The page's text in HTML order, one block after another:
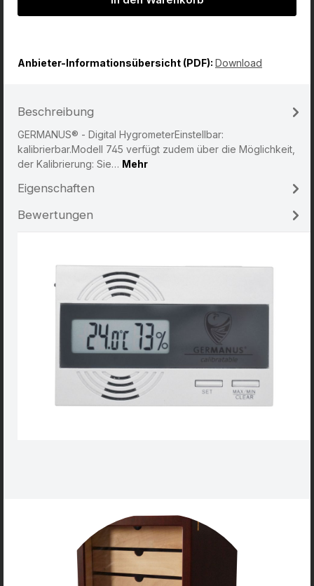
Anbieter-Informationsübersicht (PDF): Download
Beschreibung
GERMANUS® - Digital HygrometerEinstellbar:
kalibrierbar.Modell 745 verfügt zudem über die Möglichkeit,
der Kalibrierung: Sie… Mehr
Eigenschaften
Bewertungen